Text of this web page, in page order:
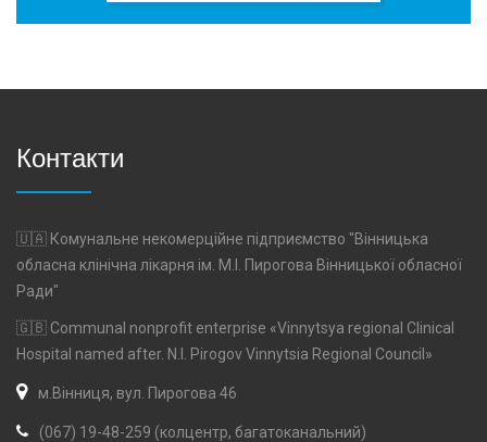
Контакти
🇺🇦 Комунальне некомерційне підприємство "Вінницька
обласна клінічна лікарня ім. М.І. Пирогова Вінницької обласної
Ради"
🇬🇧 Communal nonprofit enterprise «Vinnytsya regional Clinical
Hospital named after. N.I. Pirogov Vinnytsia Regional Council»
м.Вінниця, вул. Пирогова 46
(067) 19-48-259 (колцентр, багатоканальний)